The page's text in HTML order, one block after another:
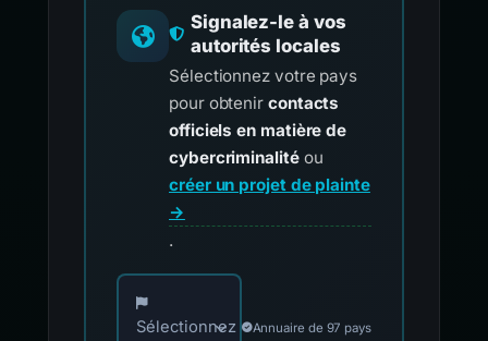
Signalez-le à vos
autorités locales
Sélectionnez votre pays
pour obtenir contacts
officiels en matière de
cybercriminalitéou
créer un projet de plainte
→
.
Choisissez votre pays pour les contacts
Sélectionnez
Annuaire de 97 pays